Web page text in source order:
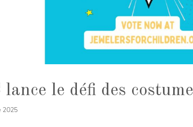
lance le défi des
2025